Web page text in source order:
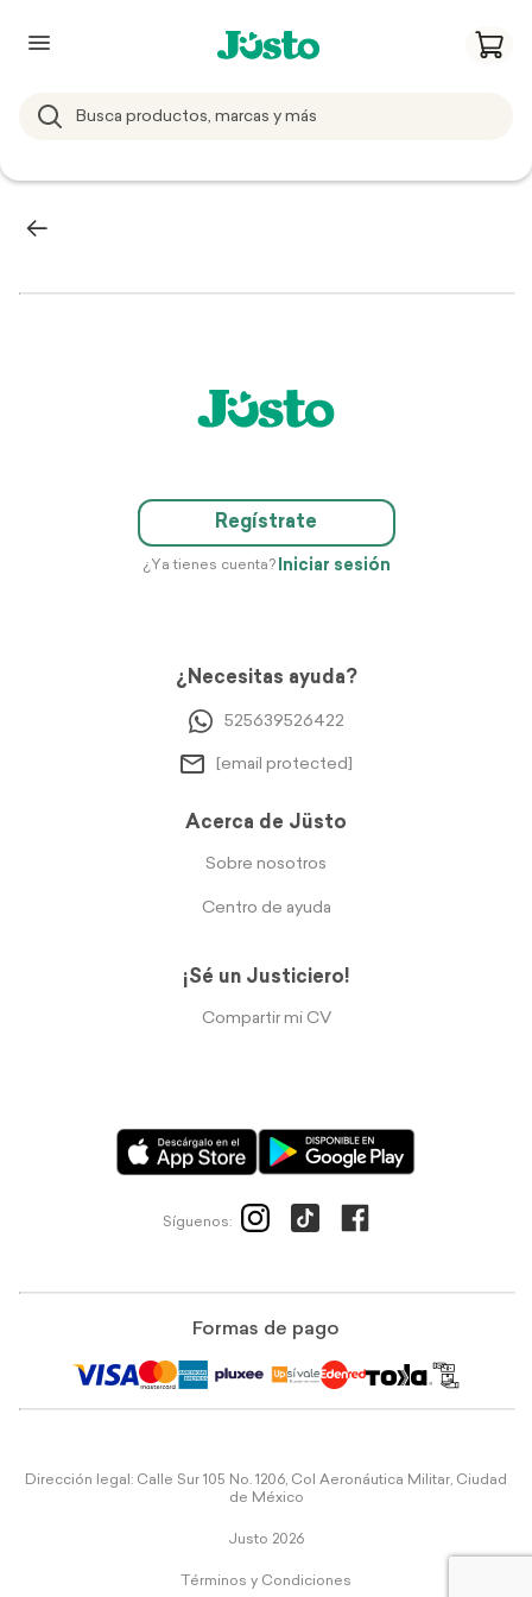
Regístrate
¿Ya tienes cuenta? Iniciar sesión
¿Necesitas ayuda?
525639526422
[email protected]
Acerca de Jüsto
Sobre nosotros
Centro de ayuda
¡Sé un Justiciero!
Compartir mi CV
Síguenos:
Formas de pago
Dirección legal: Calle Sur 105 No. 1206, Col Aeronáutica Militar, Ciudad
de México
Justo 2026
Términos y Condiciones